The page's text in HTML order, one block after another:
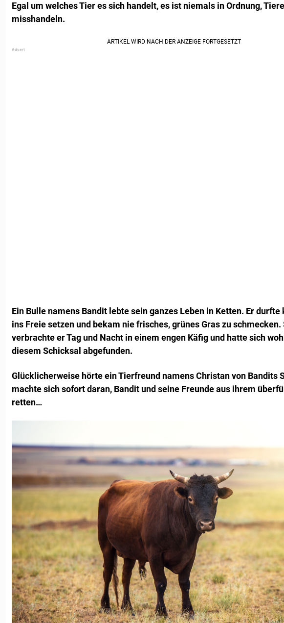
Egal um welches Tier es sich handelt, es ist niemals in Ordnung,
misshandeln.
Ein Bulle namens Bandit lebte sein ganzes Leben in Ketten. Er durfte
ins Freie setzen und bekam nie frisches, grünes Gras zu
verbrachte er Tag und Nacht in einem engen Käfig und hatte sich
diesem Schicksal abgefunden.
Glücklicherweise hörte ein Tierfreund namens Christan von Bandits
machte sich sofort daran, Bandit und seine Freunde aus ihrem
retten…